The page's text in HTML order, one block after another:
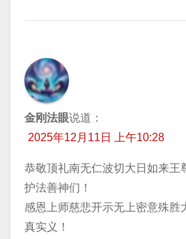
金刚法眼说道：
2025年12月11日 上午10:28
恭敬顶礼南无仁波切大日如来王
护法善神们！
感恩上师慈悲开示无上密意殊胜
真实义！